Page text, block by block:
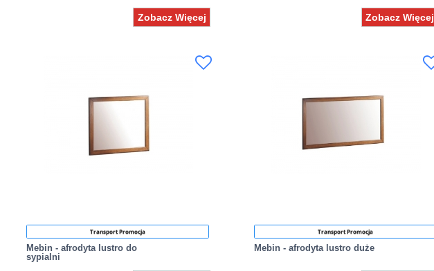
Zobacz Więcej Zobacz Więcej
Transport Promocja
Mebin - afrodyta lustro do
sypialni
Transport Promocja
Mebin - afrodyta lustro duże